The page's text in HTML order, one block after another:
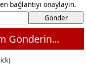
bağlantıyı onaylayın.
Gönderin...